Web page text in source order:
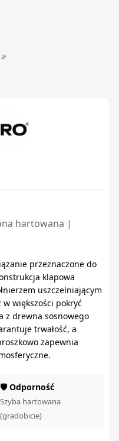
hartowana |
przeznaczone do
klapowa
uszczelniającym
w większości pokryć
z drewna sosnowego
trwałość, a
zapewnia
🛡️ Odporność
Szyba hartowana
(gradobicie)